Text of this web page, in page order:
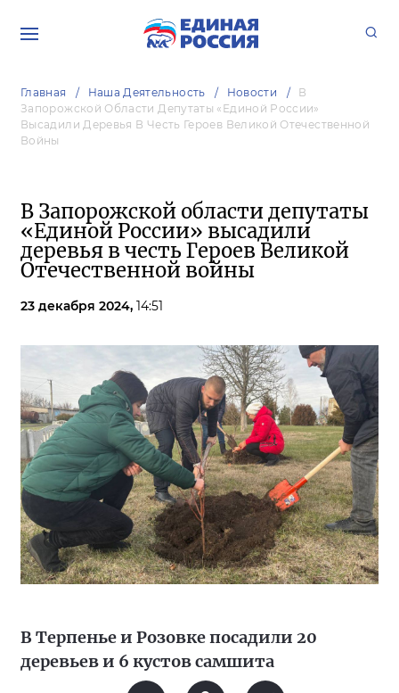
Главная Наша Деятельность Новости
В
Запорожской Области Депутаты «Единой России»
Высадили Деревья В Честь Героев Великой Отечественной
Войны
В Запорожской области депутаты
«Единой России» высадили
деревья в честь Героев Великой
Отечественной войны
23 декабря 2024, 14:51
В Терпенье и Розовке посадили 20
деревьев и 6 кустов самшита